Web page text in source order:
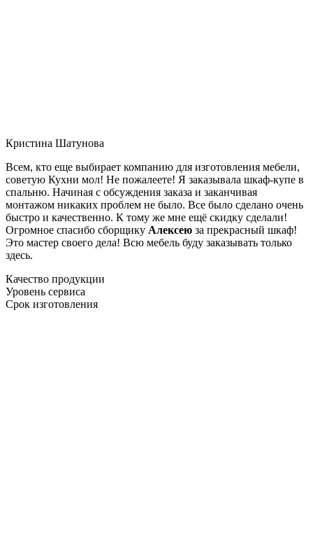
Кристина Шатунова
Всем, кто еще выбирает компанию для изготовления мебели,
советую Кухни мол! Не пожалеете! Я заказывала шкаф-купе в
спальню. Начиная с обсуждения заказа и заканчивая
монтажом никаких проблем не было. Все было сделано очень
быстро и качественно. К тому же мне ещё скидку сделали!
Огромное спасибо сборщику Алексею за прекрасный шкаф!
Это мастер своего дела! Всю мебель буду заказывать только
здесь.
Качество продукции
Уровень сервиса
Срок изготовления